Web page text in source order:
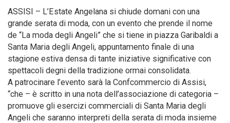
ASSISI – L’Estate Angelana si chiude domani con una
grande serata di moda, con un evento che prende il nome
de “La moda degli Angeli” che si tiene in piazza Garibaldi a
Santa Maria degli Angeli, appuntamento finale di una
stagione estiva densa di tante iniziative significative con
spettacoli degni della tradizione ormai consolidata.
A patrocinare l’evento sarà la Confcommercio di Assisi,
“che – è scritto in una nota dell’associazione di categoria –
promuove gli esercizi commerciali di Santa Maria degli
Angeli che saranno interpreti della serata di moda insieme